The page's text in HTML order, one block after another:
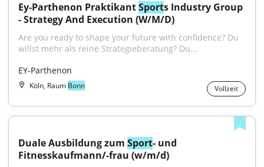
Ey-Parthenon Praktikant Sports Industry Group
- Strategy And Execution (W/M/D)
Are you ready to shape your future with confidence? Du
willst mehr als reine Strategieberatung? Du...
EY-Parthenon
Köln, Raum Bonn Vollzeit
Duale Ausbildung zum Sport- und
Fitnesskaufmann/-frau (w/m/d)